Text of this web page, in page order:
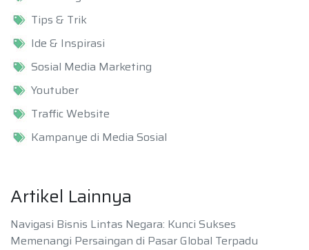
Tips & Trik
Ide & Inspirasi
Sosial Media Marketing
Youtuber
Traffic Website
Kampanye di Media Sosial
Artikel Lainnya
Navigasi Bisnis Lintas Negara: Kunci Sukses
Memenangi Persaingan di Pasar Global Terpadu